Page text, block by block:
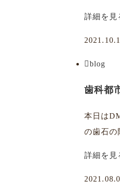
詳細を見
blog
歯科都
本日は
の歯石
詳細を見